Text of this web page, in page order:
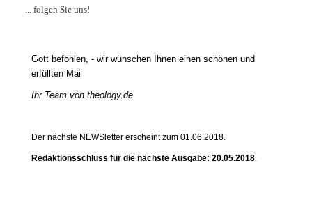
... folgen Sie uns!
Gott befohlen, - wir wünschen Ihnen einen schönen und
erfüllten Mai
Ihr Team von theology.de
Der nächste NEWSletter erscheint zum 01.06.2018.
Redaktionsschluss für die nächste Ausgabe: 20.05.2018.